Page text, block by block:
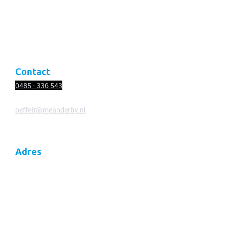
Contact
0485 - 336 543
oeffelt@meanderbv.nl
Adres